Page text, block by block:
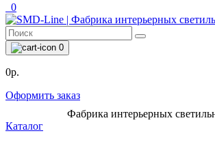
0
0
0р.
Оформить заказ
Фабрика интерьерных
Каталог